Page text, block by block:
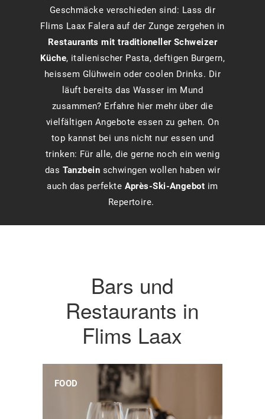
Geschmäcke verschieden sind: Lass dir
Flims Laax Falera auf der Zunge zergehen in
Restaurants mit traditioneller Schweizer
Küche, italienischer Pasta, deftigen Burgern,
heissem Glühwein oder coolen Drinks. Dir
läuft bereits das Wasser im Mund
zusammen? Erfahre hier mehr über die
vielfältigen Angebote essen zu gehen. On
top kannst bei uns nicht nur essen und
trinken: Für alle, die gerne noch ein wenig
das Tanzbein schwingen wollen haben wir
auch das perfekte Après-Ski-Angebot im
Repertoire.
Bars und
Restaurants in
Flims Laax
FOOD